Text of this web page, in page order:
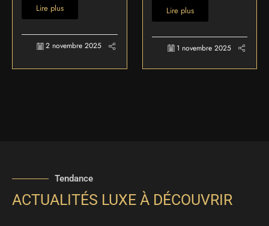
Lire plus
2 novembre 2025
Lire plus
1 novembre 2025
Tendance
ACTUALITÉS LUXE À DÉCOUVRIR